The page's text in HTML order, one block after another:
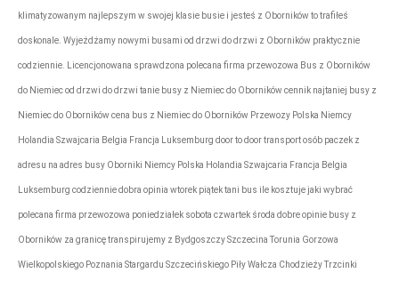
klimatyzowanym najlepszym w swojej klasie busie i jesteś z Oborników to trafiłeś
doskonale. Wyjeżdżamy nowymi busami od drzwi do drzwi z Oborników praktycznie
codziennie. Licencjonowana sprawdzona polecana firma przewozowa Bus z Oborników
do Niemiec od drzwi do drzwi tanie busy z Niemiec do Oborników cennik najtaniej busy z
Niemiec do Oborników cena bus z Niemiec do Oborników Przewozy Polska Niemcy
Holandia Szwajcaria Belgia Francja Luksemburg door to door transport osób paczek z
adresu na adres busy Oborniki Niemcy Polska Holandia Szwajcaria Francja Belgia
Luksemburg codziennie dobra opinia wtorek piątek tani bus ile kosztuje jaki wybrać
polecana firma przewozowa poniedziałek sobota czwartek środa dobre opinie busy z
Oborników za granicę transpirujemy z Bydgoszczy Szczecina Torunia Gorzowa
Wielkopolskiego Poznania Stargardu Szczecińskiego Piły Wałcza Chodzieży Trzcinki